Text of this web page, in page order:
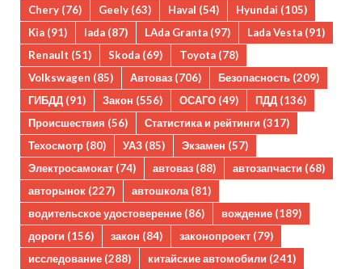
Chery (76) Geely (63) Haval (54) Hyundai (105)
Kia (91) lada (87) LAda Granta (97) Lada Vesta (91)
Renault (51) Skoda (69) Toyota (78)
Volkswagen (85) Автоваз (706) Безопасность (209)
ГИБДД (91) Закон (556) ОСАГО (49) ПДД (136)
Происшествия (56) Статистика и рейтинги (317)
Техосмотр (80) УАЗ (85) Экзамен (57)
Электросамокат (74) автоваз (88) автозапчасти (68)
авторынок (227) автошкола (81)
водительское удостоверение (86) вождение (189)
дороги (156) закон (84) законопроект (79)
исследование (288) китайские автомобили (241)